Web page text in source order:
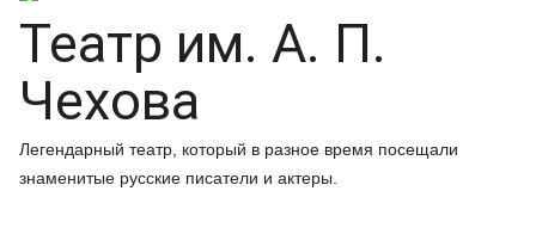
Театр им. А. П.
Чехова
Легендарный театр, который в разное время посещали
знаменитые русские писатели и актеры.